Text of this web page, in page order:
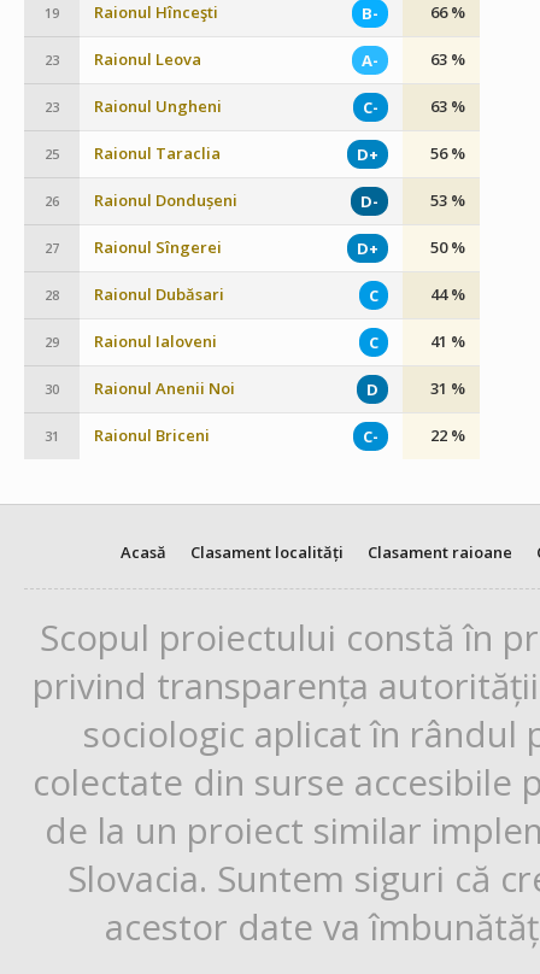
19 Raionul Hînceşti B- 66 %
23 Raionul Leova A- 63 %
23 Raionul Ungheni C- 63 %
25 Raionul Taraclia D+ 56 %
26 Raionul Dondușeni D- 53 %
27 Raionul Sîngerei D+ 50 %
28 Raionul Dubăsari C 44 %
29 Raionul Ialoveni C 41 %
30 Raionul Anenii Noi D 31 %
31 Raionul Briceni C- 22 %
Acasă Clasament localități Clasament raioane
Scopul proiectului constă în
privind transparența
sociologic aplicat în rândul
colectate din surse
de la un proiect similar
Slovacia. Suntem siguri că
acestor date va